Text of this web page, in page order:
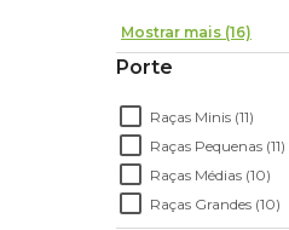
Mostrar mais (16)
Porte
Raças Minis (11)
Raças Pequenas (11)
Raças Médias (10)
Raças Grandes (10)